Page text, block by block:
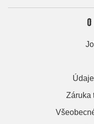
Záruka